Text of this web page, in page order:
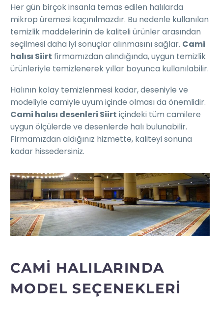
Her gün birçok insanla temas edilen halılarda
mikrop üremesi kaçınılmazdır. Bu nedenle kullanılan
temizlik maddelerinin de kaliteli ürünler arasından
seçilmesi daha iyi sonuçlar alınmasını sağlar. Cami
halısı Siirt firmamızdan alındığında, uygun temizlik
ürünleriyle temizlenerek yıllar boyunca kullanılabilir.
Halının kolay temizlenmesi kadar, deseniyle ve
modeliyle camiyle uyum içinde olması da önemlidir.
Cami halısı desenleri Siirt içindeki tüm camilere
uygun ölçülerde ve desenlerde halı bulunabilir.
Firmamızdan aldığınız hizmette, kaliteyi sonuna
kadar hissedersiniz.
CAMİ HALILARINDA
MODEL SEÇENEKLERI